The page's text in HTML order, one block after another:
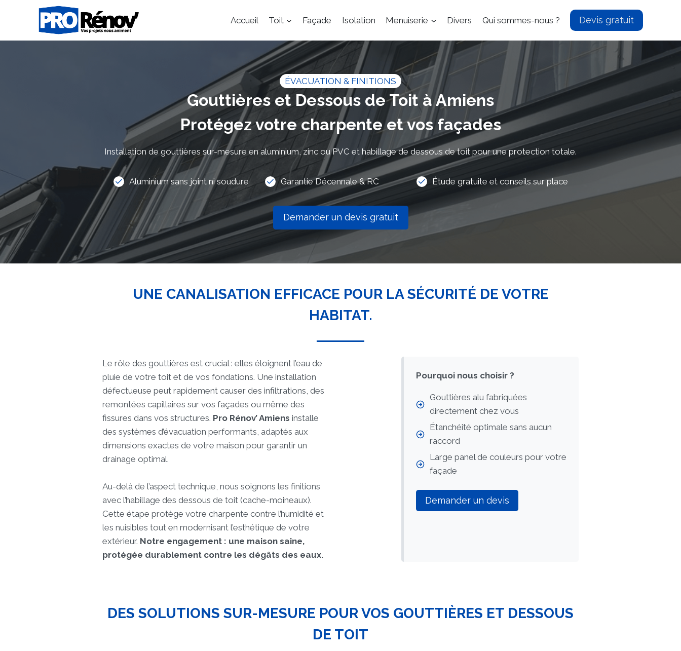
Accueil Toit Façade Isolation Menuiserie Divers Qui sommes-nous ? Devis gratuit
ÉVACUATION & FINITIONS
Gouttières et Dessous de Toit à Amiens
Protégez votre charpente et vos façades
Installation de gouttières sur-mesure en aluminium, zinc ou PVC et habillage de dessous de toit pour une protection totale.
Aluminium sans joint ni soudure Garantie Décennale & RC Étude gratuite et conseils sur place
Demander un devis gratuit
UNE CANALISATION EFFICACE POUR LA SÉCURITÉ DE VOTRE
HABITAT.
Le rôle des gouttières est crucial : elles éloignent l’eau de
pluie de votre toit et de vos fondations. Une installation
défectueuse peut rapidement causer des infiltrations, des
remontées capillaires sur vos façades ou même des
fissures dans vos structures. Pro Rénov’ Amiens installe
des systèmes d’évacuation performants, adaptés aux
dimensions exactes de votre maison pour garantir un
drainage optimal.
Au-delà de l’aspect technique, nous soignons les finitions
avec l’habillage des dessous de toit (cache-moineaux).
Cette étape protège votre charpente contre l’humidité et
les nuisibles tout en modernisant l’esthétique de votre
extérieur. Notre engagement : une maison saine,
protégée durablement contre les dégâts des eaux.
Pourquoi nous choisir ?
Gouttières alu fabriquées
directement chez vous
Étanchéité optimale sans aucun
raccord
Large panel de couleurs pour votre
façade
Demander un devis
DES SOLUTIONS SUR-MESURE POUR VOS GOUTTIÈRES ET DESSOUS
DE TOIT